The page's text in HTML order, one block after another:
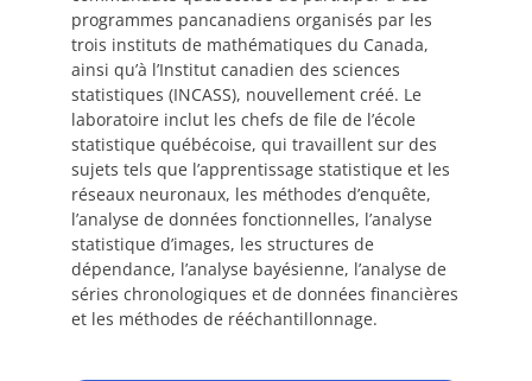
programmes pancanadiens organisés par les
trois instituts de mathématiques du Canada,
ainsi qu’à l’Institut canadien des sciences
statistiques (INCASS), nouvellement créé. Le
laboratoire inclut les chefs de file de l’école
statistique québécoise, qui travaillent sur des
sujets tels que l’apprentissage statistique et les
réseaux neuronaux, les méthodes d’enquête,
l’analyse de données fonctionnelles, l’analyse
statistique d’images, les structures de
dépendance, l’analyse bayésienne, l’analyse de
séries chronologiques et de données financières
et les méthodes de rééchantillonnage.